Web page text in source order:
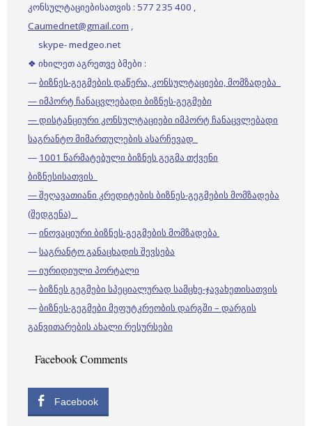
კონსულტაციებისათვის : 577 235 400 ,
Caumednet@gmail.com ,
skype- medgeo.net
❖ იხილეთ აგრეთვე ბმები :
—ბიზნეს-გეგმების დაწერა, კონსულტაციები, მომზადება
— იმპორტ ჩანაცვლებადი ბიზნეს-გეგმები
— დისტანციური კონსულტაციები იმპორტ ჩანაცვლებადი
საგრანტო მიმართულების ასარჩევად
— 1001 წარმატებული ბიზნეს გეგმა თქვენი
ბიზნესისათვის
— შეღავათიანი კრედიტების ბიზნეს-გეგმების მომზადება
(შედგენა)
—ინოვაციური ბიზნეს-გეგმების მომზადება
—საგრანტო განაცხადის შევსება
— იურიდიული პორტალი
—ბიზნეს გეგმები სპეციალურად სამცხე-ჯავახეთისათვის
—ბიზნეს-გეგმები მეფუტკრეობის დარგში – დარგის
განვითარების ახალი რესურსები
Facebook Comments
Facebook